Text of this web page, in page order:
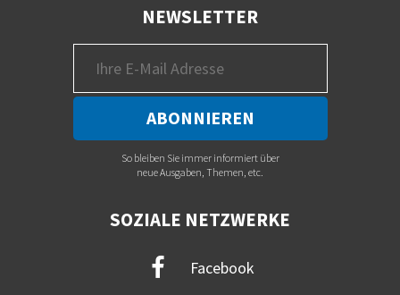
NEWSLETTER
So bleiben Sie immer informiert über
neue Ausgaben, Themen, etc.
SOZIALE NETZWERKE
Facebook